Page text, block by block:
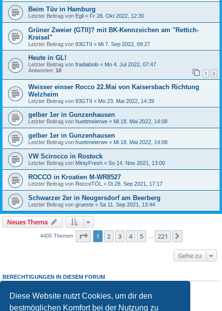
Diese Website nutzt Cookies, um dir den
bestmöglichen Komfort bei der Nutzung zu
Beim Tüv in Hamburg
Letzter Beitrag von Egli « Fr 28. Okt 2022, 12:30
Grüner Zweier (GTII)? mit BK-Kennzeichen am "Rettich-
Kreisel"
Letzter Beitrag von 93GTII « Mi 7. Sep 2022, 09:27
Heute in GL!
Letzter Beitrag von fradiabolo « Mo 4. Jul 2022, 07:47
Antworten: 10 1 2
Weisser einser Rocco 22.Mai von Kaisersbach Richtung
Welzheim
Letzter Beitrag von 93GTII « Mo 23. Mai 2022, 14:39
gelber 1er in Gunzenhausen
Letzter Beitrag von huettmeierwe « Mi 18. Mai 2022, 14:08
gelber 1er in Gunzenhausen
Letzter Beitrag von huettmeierwe « Mi 18. Mai 2022, 14:08
VW Scirocco in Rostock
Letzter Beitrag von MintyFresh « So 14. Nov 2021, 13:00
ROCCO in Kroatien M-WR8527
Letzter Beitrag von RoccoTÖL « Di 28. Sep 2021, 17:17
Schwarzer 2er in Neugersdorf am Beerberg
Letzter Beitrag von grueste « Sa 11. Sep 2021, 13:44
Neues Thema
4405 Themen Seite 1von 221
1 2 3 4 5 221
Gehe zu
BERECHTIGUNGEN IN DIESEM FORUM
Du darfst keineAntworten zu Themen in diesem Forum erstellen.
Du darfst deine Beiträge in diesem Forumnichtändern.
Du darfst deine Beiträge in diesem Forum nicht löschen.